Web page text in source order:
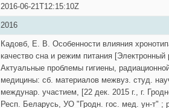
2016-06-21T12:15:10Z
2016
Кадовб, Е. В. Особенности влияния
качество сна и режим питания
Актуальные проблемы гигиены,
медицины: сб. материалов межвуз. студ.
междунар. участием, [22 дек. 2015 г., г.
Респ. Беларусь, УО "Гродн. гос. мед. ун-т"